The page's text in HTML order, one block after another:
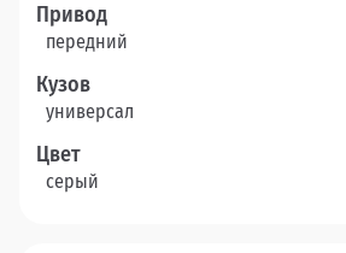
Привод
передний
Кузов
универсал
Цвет
серый